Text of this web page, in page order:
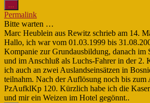
...
Metabox
ein-/ausblenden.
Permalink
Bitte warten …
Marc Heublein aus Rewitz schrieb am 14.
Hallo, ich war vom 01.03.1999 bis
Kompanie zur Grundausbildung, danach im
und im Anschluß als Luchs-Fahrer in der 2.
ich auch an zwei Auslandseinsätzen in
teilnahm. Nach der Auflösung noch bis zum
PzAufklKp 120. Kürzlich habe ich die
und mir ein Weizen im Hotel gegönnt..